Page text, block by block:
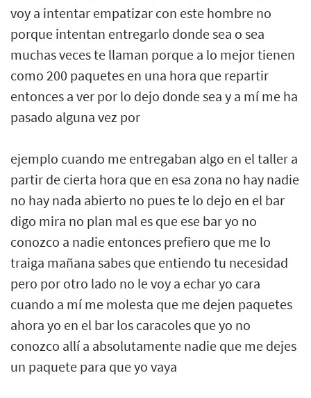
voy a intentar empatizar con este hombre no
porque intentan entregarlo donde sea o sea
muchas veces te llaman porque a lo mejor tienen
como 200 paquetes en una hora que repartir
entonces a ver por lo dejo donde sea y a mí me ha
pasado alguna vez por
ejemplo cuando me entregaban algo en el taller a
partir de cierta hora que en esa zona no hay nadie
no hay nada abierto no pues te lo dejo en el bar
digo mira no plan mal es que ese bar yo no
conozco a nadie entonces prefiero que me lo
traiga mañana sabes que entiendo tu necesidad
pero por otro lado no le voy a echar yo cara
cuando a mí me molesta que me dejen paquetes
ahora yo en el bar los caracoles que yo no
conozco allí a absolutamente nadie que me dejes
un paquete para que yo vaya